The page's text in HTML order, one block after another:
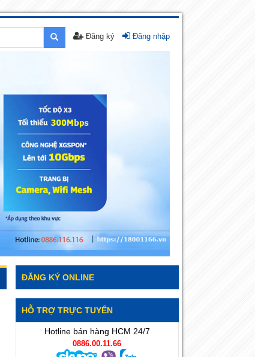
Đăng ký Đăng nhập
ĐĂNG KÝ ONLINE
HỖ TRỢ TRỰC TUYẾN
Hotline bán hàng HCM 24/7
0886.00.11.66